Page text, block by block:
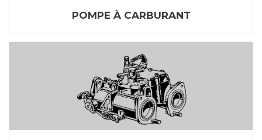
POMPE À CARBURANT